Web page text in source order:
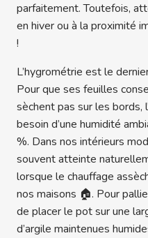
parfaitement. Toutefois,
en hiver ou à la proximité
!
L’hygrométrie est le
Pour que ses feuilles
sèchent pas sur les bords, l’
besoin d’une humidité
%. Dans nos intérieurs
souvent atteinte
lorsque le chauffage
nos maisons 🏠. Pour
de placer le pot sur une
d’argile maintenues